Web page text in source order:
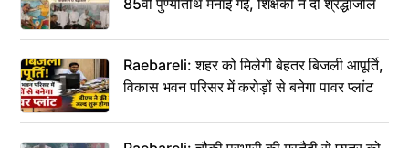
85वीं पुण्यतिथि मनाई गई, शिक्षकों ने दी श्रद्धांजलि
Raebareli: शहर को मिलेगी बेहतर बिजली आपूर्ति,
विकास भवन परिसर में करोड़ों से बनेगा पावर प्लांट